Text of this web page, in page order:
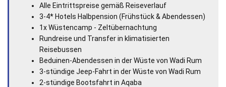
Alle Eintrittspreise gemäß Reiseverlauf
3-4* Hotels Halbpension (Frühstück & Abendessen)
1x Wüstencamp - Zeltübernachtung
Rundreise und Transfer in klimatisierten
Reisebussen
Beduinen-Abendessen in der Wüste von Wadi Rum
3-stündige Jeep-Fahrt in der Wüste von Wadi Rum
2-stündige Bootsfahrt in Aqaba